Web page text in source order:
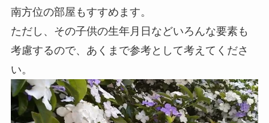
南方位の部屋もすすめます。
ただし、その子供の生年月日などいろんな要素も
考慮するので、あくまで参考として考えてくださ
い。